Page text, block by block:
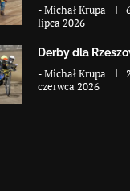
-Michał Krupa
lipca 2026
Derby dla
-Michał Krupa
czerwca 2026